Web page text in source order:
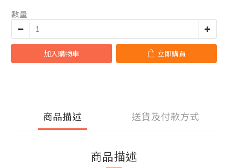
數量
加入購物車 立即購買
商品描述 送貨及付款方式
商品描述